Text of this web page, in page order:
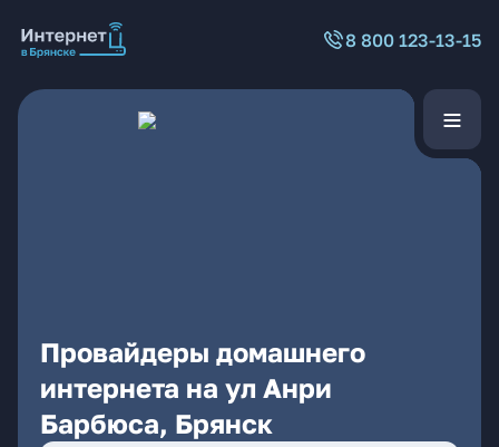
8 800 123-13-15
Провайдеры домашнего
интернета на ул Анри
Барбюса, Брянск